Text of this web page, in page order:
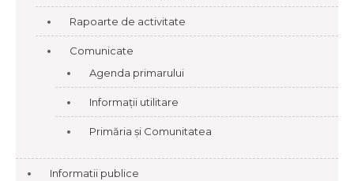
Rapoarte de activitate
Comunicate
Agenda primarului
Informații utilitare
Primăria și Comunitatea
Informatii publice